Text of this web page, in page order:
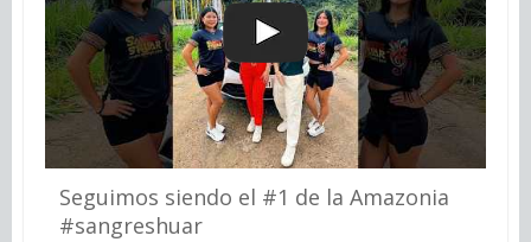
Seguimos siendo el #1 de la Amazonia
#sangreshuar